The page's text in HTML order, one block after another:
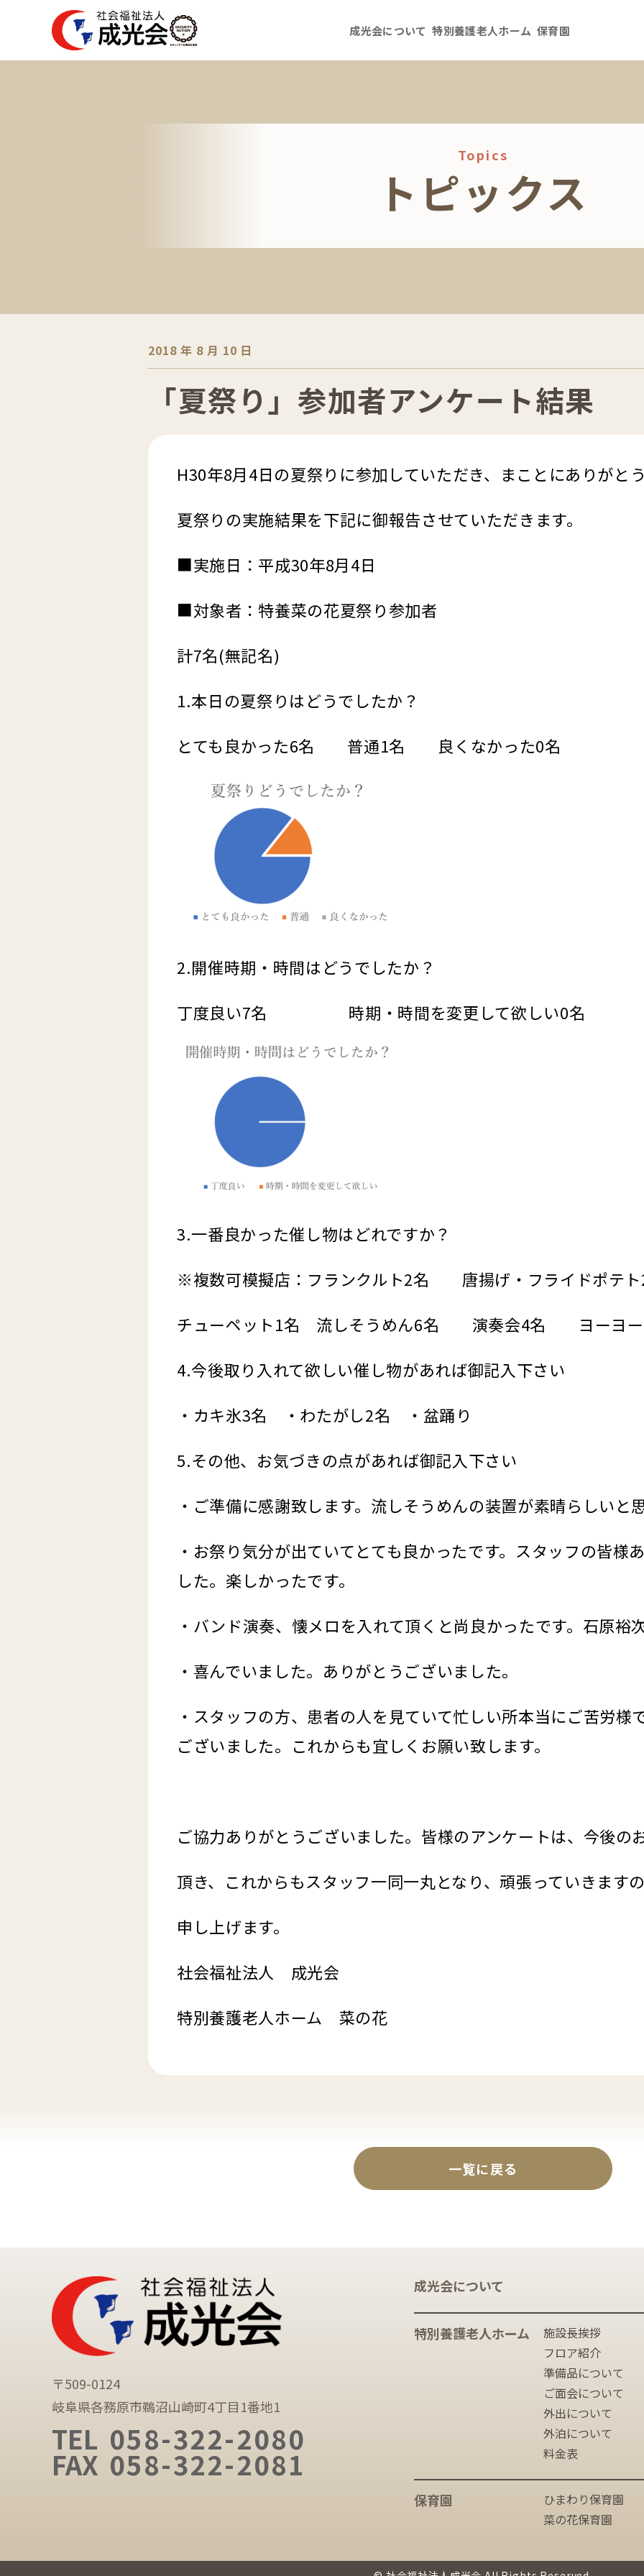
成光会について 特別養護老人ホーム 保育園
Topics
トピックス
2018 年 8 月 10 日
「夏祭り」参加者アンケート結果
H30年8月4日の夏祭りに参加していただき、まことにありがと
夏祭りの実施結果を下記に御報告させていただきます。
■実施日：平成30年8月4日
■対象者：特養菜の花夏祭り参加者
計7名(無記名)
1.本日の夏祭りはどうでしたか？
とても良かった6名 普通1名 良くなかった0名
2.開催時期・時間はどうでしたか？
丁度良い7名 時期・時間を変更して欲しい0名
3.一番良かった催し物はどれですか？
※複数可模擬店：フランクルト2名 唐揚げ・フライドポテ
チューペット1名 流しそうめん6名 演奏会4名 ヨーヨ
4.今後取り入れて欲しい催し物があれば御記入下さい
・カキ氷3名 ・わたがし2名 ・盆踊り
5.その他、お気づきの点があれば御記入下さい
・ご準備に感謝致します。流しそうめんの装置が素晴らしいと
・お祭り気分が出ていてとても良かったです。スタッフの皆様
した。楽しかったです。
・バンド演奏、懐メロを入れて頂くと尚良かったです。石原裕
・喜んでいました。ありがとうございました。
・スタッフの方、患者の人を見ていて忙しい所本当にご苦労様
ございました。これからも宜しくお願い致します。
ご協力ありがとうございました。皆様のアンケートは、今後の
頂き、これからもスタッフ一同一丸となり、頑張っていきます
申し上げます。
社会福祉法人 成光会
特別養護老人ホーム 菜の花
一覧に戻る
〒509-0124
岐阜県各務原市鵜沼山崎町4丁目1番地1
TEL 058-322-2080
FAX 058-322-2081
成光会について
特別養護老人ホーム
施設長挨拶
フロア紹介
準備品について
ご面会について
外出について
外泊について
料金表
保育園
ひまわり保育園
菜の花保育園